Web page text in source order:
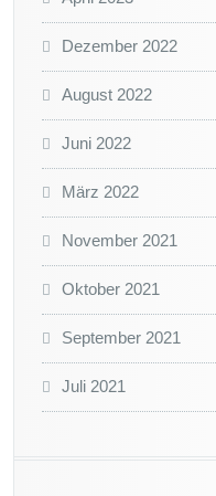
Dezember 2022
August 2022
Juni 2022
März 2022
November 2021
Oktober 2021
September 2021
Juli 2021